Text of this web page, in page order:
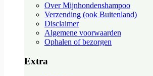
Over Mijnhondenshampoo
Verzending (ook Buitenland)
Disclaimer
Algemene voorwaarden
Ophalen of bezorgen
Extra